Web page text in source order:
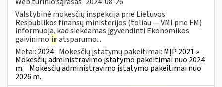
Valstybinė mokesčių inspekcija prie Lietuvos
Respublikos finansų ministerijos (toliau — VMI prie FM)
informuoja, kad siekdamas įgyvendinti Ekonomikos
gaivinimo iratsparumo...
Metai: 2024 Mokesčių įstatymų pakeitimai: MĮP 2021 »
Mokesčių administravimo įstatymo pakeitimai nuo 2024
m. Mokesčių administravimo įstatymo pakeitimai nuo
2026 m.